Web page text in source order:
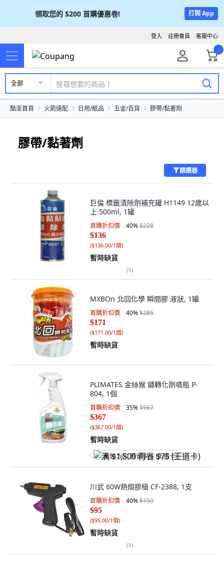
領取您的 $200 首購優惠卷! 打開 App
客服中心
註冊會員
登入
全部
酷澎首頁 火箭速配 日用/紙品 五金/百貨 膠帶/黏著劑
膠帶/黏著劑
篩選器
巨倫 標籤清除劑補充罐 H1149 12歲以
上 500ml, 1罐
首購折扣價 40%$228
$136
($136.00/1個)
暫時缺貨
(9)
MXBOn 北回化學 瞬間膠 液狀, 1罐
首購折扣價 40%$285
$171
($171.00/1個)
暫時缺貨
PLIMATES 金絲猴 鏽轉化劑噴瓶 P-
804, 1個
首購折扣價 35%$567
$367
($367.00/1個)
暫時缺貨
满 $1,500 再省 $75 (王道卡)
川武 60W熱熔膠槍 CF-2388, 1支
首購折扣價 40%$159
$95
($95.00/1個)
暫時缺貨
(8)